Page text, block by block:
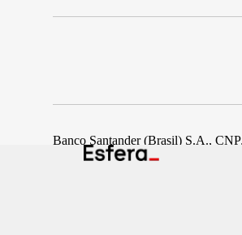
Banco Santander (Brasil) S.A.,